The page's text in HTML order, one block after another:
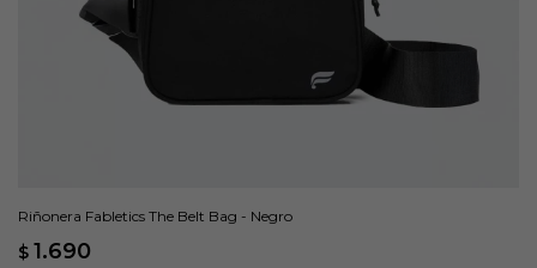
Riñonera Fabletics The Belt Bag - Negro
$ 1.690